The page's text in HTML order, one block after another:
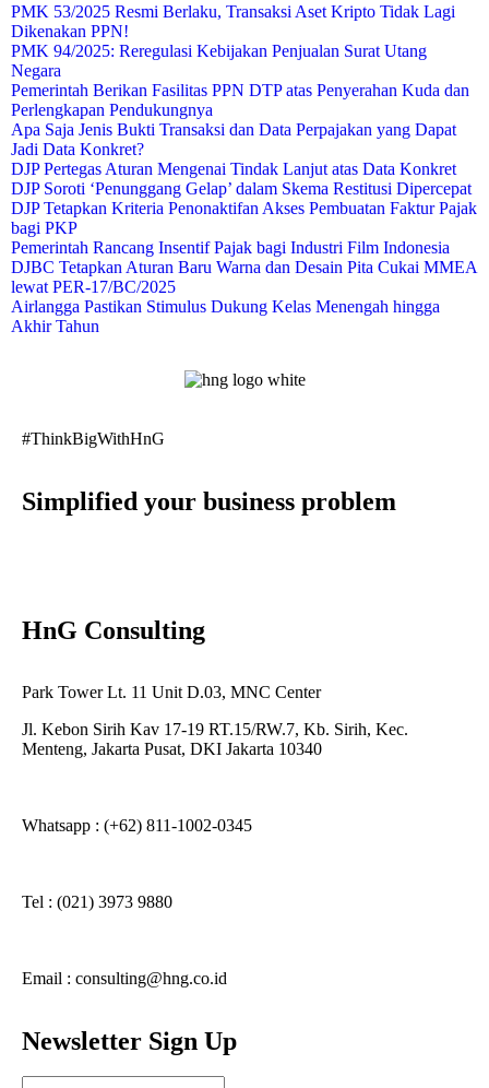
PMK 53/2025 Resmi Berlaku, Transaksi Aset Kripto Tidak Lagi
Dikenakan PPN!
PMK 94/2025: Reregulasi Kebijakan Penjualan Surat Utang
Negara
Pemerintah Berikan Fasilitas PPN DTP atas Penyerahan Kuda dan
Perlengkapan Pendukungnya
Apa Saja Jenis Bukti Transaksi dan Data Perpajakan yang Dapat
Jadi Data Konkret?
DJP Pertegas Aturan Mengenai Tindak Lanjut atas Data Konkret
DJP Soroti ‘Penunggang Gelap’ dalam Skema Restitusi Dipercepat
DJP Tetapkan Kriteria Penonaktifan Akses Pembuatan Faktur Pajak
bagi PKP
Pemerintah Rancang Insentif Pajak bagi Industri Film Indonesia
DJBC Tetapkan Aturan Baru Warna dan Desain Pita Cukai MMEA
lewat PER-17/BC/2025
Airlangga Pastikan Stimulus Dukung Kelas Menengah hingga
Akhir Tahun
#ThinkBigWithHnG
Simplified your business problem
HnG Consulting
Park Tower Lt. 11 Unit D.03, MNC Center
Jl. Kebon Sirih Kav 17-19 RT.15/RW.7, Kb. Sirih, Kec.
Menteng, Jakarta Pusat, DKI Jakarta 10340
Whatsapp : (+62) 811-1002-0345
Tel : (021) 3973 9880
Email : consulting@hng.co.id
Newsletter Sign Up